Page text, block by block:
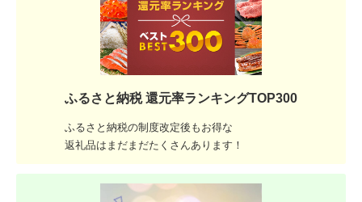
ふるさと納税 還元率ランキングTOP300
ふるさと納税の制度改定後もお得な
返礼品はまだまだたくさんあります！